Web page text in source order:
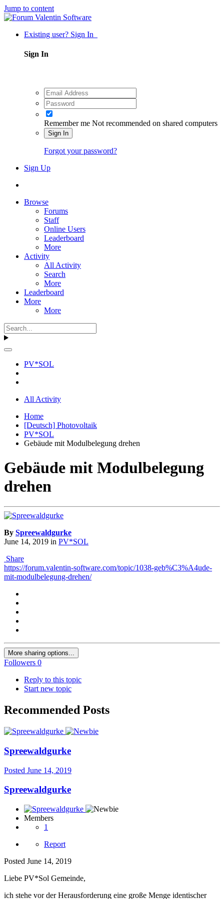
Jump to content
Existing user? Sign In
Sign In
Remember me Not recommended on shared computers
Sign In
Forgot your password?
Sign Up
Browse
Forums
Staff
Online Users
Leaderboard
More
Activity
All Activity
Search
More
Leaderboard
More
More
PV*SOL
All Activity
Home
[Deutsch] Photovoltaik
PV*SOL
Gebäude mit Modulbelegung drehen
Gebäude mit Modulbelegung
drehen
By Spreewaldgurke
June 14, 2019 in PV*SOL
Share
https://forum.valentin-software.com/topic/1038-geb%C3%A4ude-
mit-modulbelegung-drehen/
More sharing options...
Followers 0
Reply to this topic
Start new topic
Recommended Posts
Spreewaldgurke
Posted June 14, 2019
Spreewaldgurke
Members
1
Report
Posted June 14, 2019
Liebe PV*Sol Gemeinde,
ich stehe vor der Herausforderung eine große Menge identischer